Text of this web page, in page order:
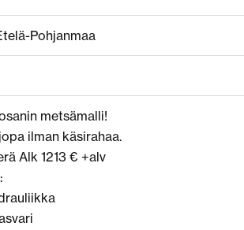
Pohjanmaa
metsämalli!
ilman käsirahaa.
Alk 1213 € +alv